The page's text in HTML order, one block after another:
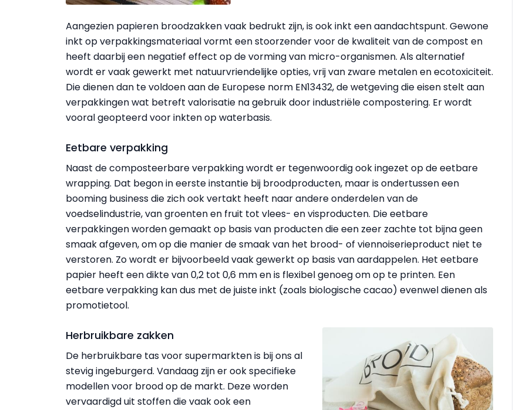
Aangezien papieren broodzakken vaak bedrukt zijn, is ook inkt een aandachtspunt. Gewone
inkt op verpakkingsmateriaal vormt een stoorzender voor de kwaliteit van de compost en
heeft daarbij een negatief effect op de vorming van micro-organismen. Als alternatief
wordt er vaak gewerkt met natuurvriendelijke opties, vrij van zware metalen en ecotoxiciteit.
Die dienen dan te voldoen aan de Europese norm EN13432, de wetgeving die eisen stelt aan
verpakkingen wat betreft valorisatie na gebruik door industriële compostering. Er wordt
vooral geopteerd voor inkten op waterbasis.
Eetbare verpakking
Naast de composteerbare verpakking wordt er tegenwoordig ook ingezet op de eetbare
wrapping. Dat begon in eerste instantie bij broodproducten, maar is ondertussen een
booming business die zich ook vertakt heeft naar andere onderdelen van de
voedselindustrie, van groenten en fruit tot vlees- en visproducten. Die eetbare
verpakkingen worden gemaakt op basis van producten die een zeer zachte tot bijna geen
smaak afgeven, om op die manier de smaak van het brood- of viennoiserieproduct niet te
verstoren. Zo wordt er bijvoorbeeld vaak gewerkt op basis van aardappelen. Het eetbare
papier heeft een dikte van 0,2 tot 0,6 mm en is flexibel genoeg om op te printen. Een
eetbare verpakking kan dus met de juiste inkt (zoals biologische cacao) evenwel dienen als
promotietool.
Herbruikbare zakken
De herbruikbare tas voor supermarkten is bij ons al
stevig ingeburgerd. Vandaag zijn er ook specifieke
modellen voor brood op de markt. Deze worden
vervaardigd uit stoffen die vaak ook een